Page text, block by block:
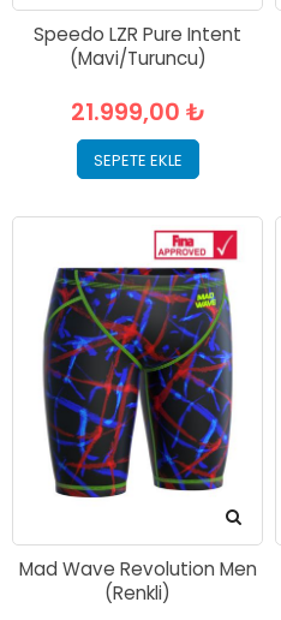
Speedo LZR Pure Intent
(Mavi/Turuncu)
21.999,00 ₺
SEPETE EKLE
Mad Wave Revolution Men
(Renkli)